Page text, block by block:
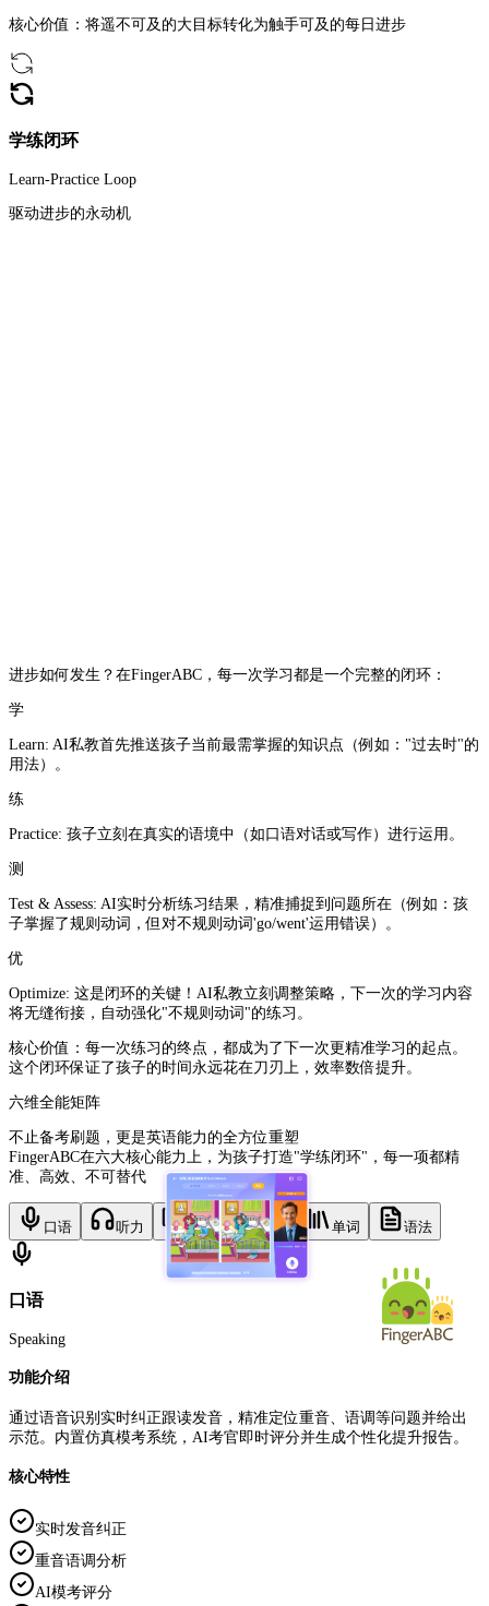
核心价值： 将遥不可及的大目标转化为触手可及的每日进步
学练闭环
Learn-Practice Loop
驱动进步的永动机
进步如何发生？在FingerABC，每一次学习都是一个完整的闭环：
学
Learn: AI私教首先推送孩子当前最需掌握的知识点（例如："过去时"的
用法）。
练
Practice: 孩子立刻在真实的语境中（如口语对话或写作）进行运用。
测
Test & Assess: AI实时分析练习结果，精准捕捉到问题所在（例如：孩
子掌握了规则动词，但对不规则动词'go/went'运用错误）。
优
Optimize: 这是闭环的关键！AI私教立刻调整策略，下一次的学习内容
将无缝衔接，自动强化"不规则动词"的练习。
核心价值： 每一次练习的终点，都成为了下一次更精准学习的起点。
这个闭环保证了孩子的时间永远花在刀刃上，效率数倍提升。
六维全能矩阵
不止备考刷题，更是英语能力的全方位重塑
FingerABC在六大核心能力上，为孩子打造"学练闭环"，每一项都精
准、高效、不可替代
口语 听力 阅读 写作 单词 语法
口语
Speaking
功能介绍
通过语音识别实时纠正跟读发音，精准定位重音、语调等问题并给出
示范。内置仿真模考系统，AI考官即时评分并生成个性化提升报告。
核心特性
实时发音纠正
重音语调分析
AI模考评分